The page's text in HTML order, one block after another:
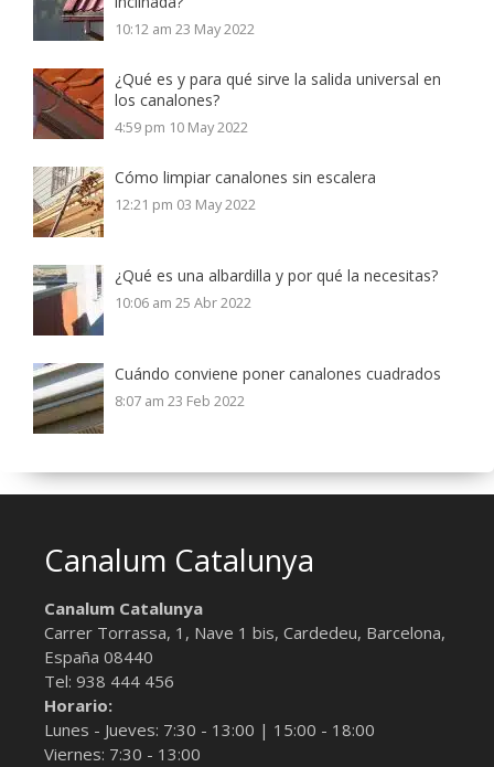
10:12 am 23 May 2022
¿Qué es y para qué sirve la salida universal en
los canalones?
4:59 pm 10 May 2022
Cómo limpiar canalones sin escalera
12:21 pm 03 May 2022
¿Qué es una albardilla y por qué la necesitas?
10:06 am 25 Abr 2022
Cuándo conviene poner canalones cuadrados
8:07 am 23 Feb 2022
Canalum Catalunya
Canalum Catalunya
Carrer Torrassa, 1, Nave 1 bis, Cardedeu, Barcelona,
España 08440
Tel: 938 444 456
Horario:
Lunes - Jueves: 7:30 - 13:00 | 15:00 - 18:00
Viernes: 7:30 - 13:00